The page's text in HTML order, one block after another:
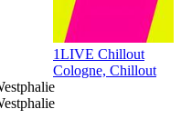
1LIVE Chillout
Cologne, Chillout